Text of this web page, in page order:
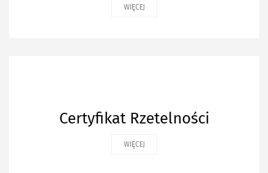
WIĘCEJ
Certyfikat Rzetelności
WIĘCEJ